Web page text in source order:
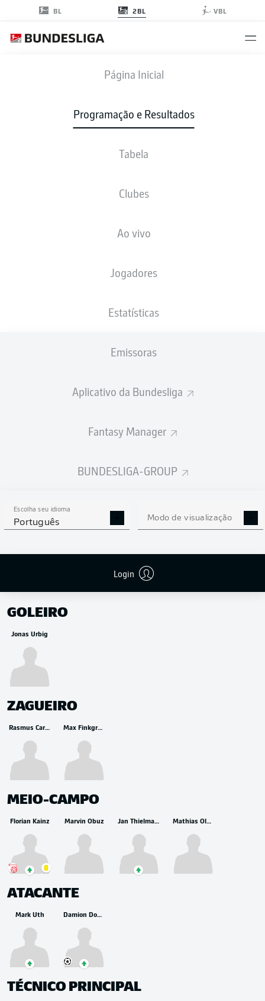
BL 2BL VBL
Página Inicial
Programação e Resultados
Tabela
Clubes
Ao vivo
Jogadores
Estatísticas
Emissoras
Aplicativo da Bundesliga
Fantasy Manager
BUNDESLIGA-GROUP
Escolha seu idioma
Português Modo de visualização
Login
KOE H96
2 2
ESCALAÇÕES
ESCALAÇÃO INICIAL
Marvin Schwäbe
Leart Paqarada Eric Martel Dejan Ljubicic
Denis Huseinbašić
Linton Maina
GOLEIRO
Jonas Urbig
ZAGUEIRO
Rasmus Carstensen Max Finkgräfe
MEIO-CAMPO
Florian Kainz Marvin Obuz Jan Thielmann Mathias Olesen
ATACANTE
Mark Uth Damion Downs
TÉCNICO PRINCIPAL